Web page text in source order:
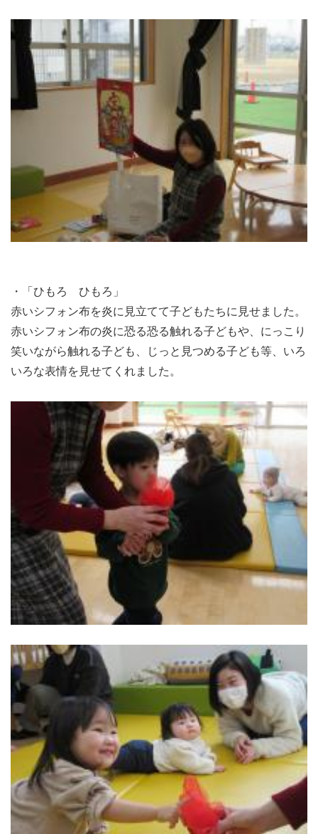
・「ひもろ ひもろ」
赤いシフォン布を炎に見立てて子どもたちに見せました。
赤いシフォン布の炎に恐る恐る触れる子どもや、にっこり
笑いながら触れる子ども、じっと見つめる子ども等、いろ
いろな表情を見せてくれました。